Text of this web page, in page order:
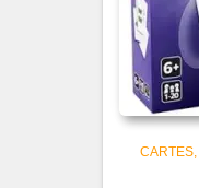
CARTES